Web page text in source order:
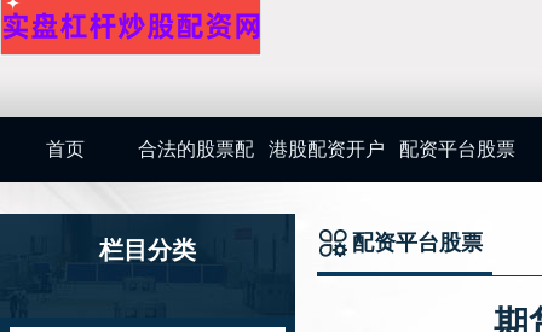
首页 合法的股票配
资平台
港股配资开户 配资平台股票
栏目分类 配资平台股票
期